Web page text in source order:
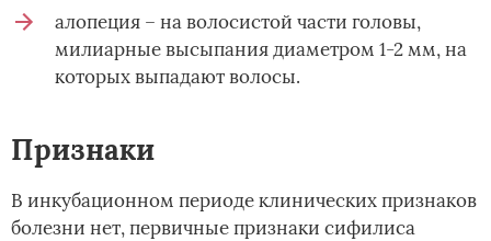
алопеция – на волосистой части головы,
милиарные высыпания диаметром 1-2 мм, на
которых выпадают волосы.
Признаки
В инкубационном периоде клинических признаков
болезни нет, первичные признаки сифилиса